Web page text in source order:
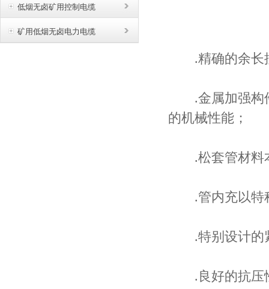
低烟无卤矿用控制电缆
矿用低烟无卤电力电缆
.精确的余长控
.金属加强构件
的机械性能；
.松套管材料本
.管内充以特种
.特别设计的紧
.良好的抗压